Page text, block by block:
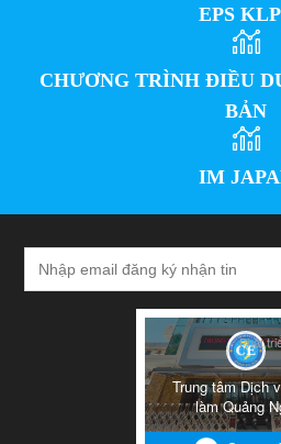
EPS
CHƯƠNG TRÌNH ĐIỀU
BẢN
IM